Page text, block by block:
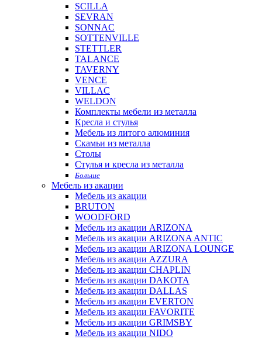
SCILLA
SEVRAN
SONNAC
SOTTENVILLE
STETTLER
TALANCE
TAVERNY
VENCE
VILLAC
WELDON
Комплекты мебели из металла
Кресла и стулья
Мебель из литого алюминия
Скамьи из металла
Столы
Стулья и кресла из металла
Больше
Мебель из акации
Мебель из акации
BRUTON
WOODFORD
Мебель из акации ARIZONA
Мебель из акации ARIZONA ANTIC
Мебель из акации ARIZONA LOUNGE
Мебель из акации AZZURA
Мебель из акации CHAPLIN
Мебель из акации DAKOTA
Мебель из акации DALLAS
Мебель из акации EVERTON
Мебель из акации FAVORITE
Мебель из акации GRIMSBY
Мебель из акации NIDO